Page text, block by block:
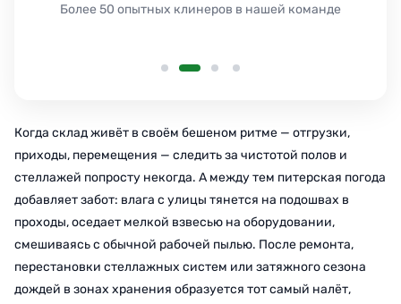
Работаем 24 часа без выходных и праздников
Когда склад живёт в своём бешеном ритме — отгрузки,
приходы, перемещения — следить за чистотой полов и
стеллажей попросту некогда. А между тем питерская погода
добавляет забот: влага с улицы тянется на подошвах в
проходы, оседает мелкой взвесью на оборудовании,
смешиваясь с обычной рабочей пылью. После ремонта,
перестановки стеллажных систем или затяжного сезона
дождей в зонах хранения образуется тот самый налёт,